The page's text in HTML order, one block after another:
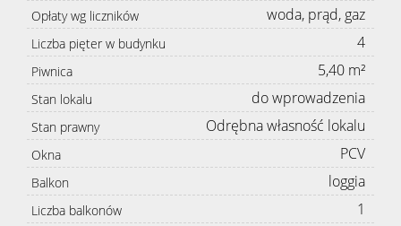
Opłaty wg liczników woda, prąd, gaz
Liczba pięter w budynku 4
Piwnica 5,40 m²
Stan lokalu do wprowadzenia
Stan prawny Odrębna własność lokalu
Okna PCV
Balkon loggia
Liczba balkonów 1